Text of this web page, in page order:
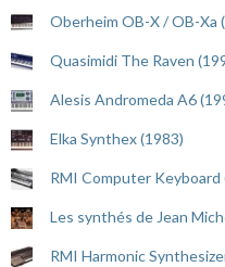
Oberheim OB-X / OB-Xa
Quasimidi The Raven
Alesis Andromeda A6
Elka Synthex (1983)
RMI Computer Keyboard
Les synthés de Jean
RMI Harmonic